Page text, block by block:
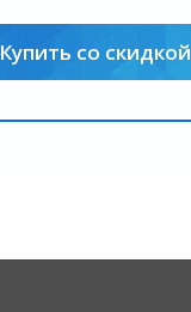
Купить со скидкой